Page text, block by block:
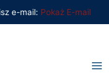
e-mail: Pokaż E-mail